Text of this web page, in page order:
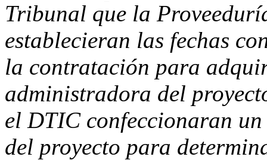
Tribunal que la
establecieran las fechas
la contratación para
administradora del
el DTIC confeccionaran
del proyecto para